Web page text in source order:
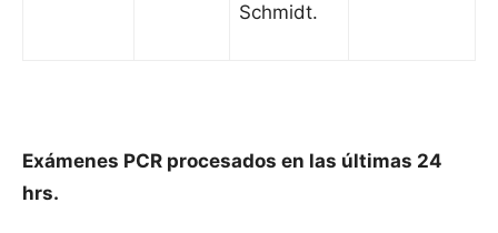
Schmidt.
Exámenes PCR procesados en las últimas 24
hrs.